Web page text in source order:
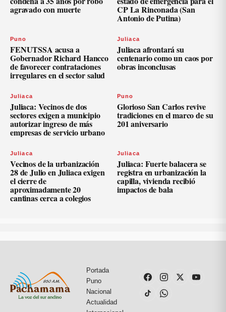
agravado con muerte CP La Rinconada (San
Antonio de Putina)
Puno
FENUTSSA acusa a
Gobernador Richard Hancco
de favorecer contrataciones
irregulares en el sector salud
Juliaca
Juliaca afrontará su
centenario como un caos por
obras inconclusas
Juliaca
Juliaca: Vecinos de dos
sectores exigen a municipio
autorizar ingreso de más
empresas de servicio urbano
Puno
Glorioso San Carlos revive
tradiciones en el marco de su
201 aniversario
Juliaca
Vecinos de la urbanización
28 de Julio en Juliaca exigen
el cierre de
aproximadamente 20
cantinas cerca a colegios
Juliaca
Juliaca: Fuerte balacera se
registra en urbanización la
capilla, vivienda recibió
impactos de bala
Portada
Puno
Nacional
Actualidad